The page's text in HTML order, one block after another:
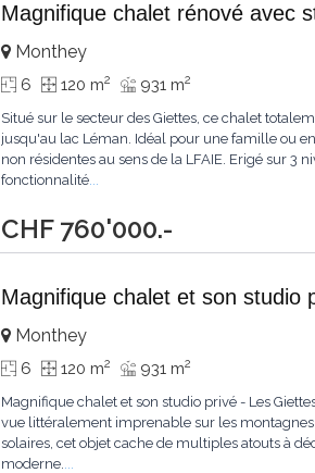
Magnifique chalet rénové avec
CHF 760'000.-
Monthey
6 120 m2 931 m2
Situé sur le secteur des Giettes, ce chalet
jusqu'au lac Léman. Idéal pour une famille ou
non résidentes au sens de la LFAIE. Erigé sur 3
fonctionnalité...
Magnifique chalet et son studio
Monthey
6 120 m2 931 m2
Magnifique chalet et son studio privé - Les
vue littéralement imprenable sur les
solaires, cet objet cache de multiples atouts à
moderne....